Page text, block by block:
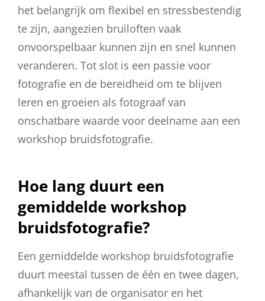
het belangrijk om flexibel en stressbestendig
te zijn, aangezien bruiloften vaak
onvoorspelbaar kunnen zijn en snel kunnen
veranderen. Tot slot is een passie voor
fotografie en de bereidheid om te blijven
leren en groeien als fotograaf van
onschatbare waarde voor deelname aan een
workshop bruidsfotografie.
Hoe lang duurt een
gemiddelde workshop
bruidsfotografie?
Een gemiddelde workshop bruidsfotografie
duurt meestal tussen de één en twee dagen,
afhankelijk van de organisator en het